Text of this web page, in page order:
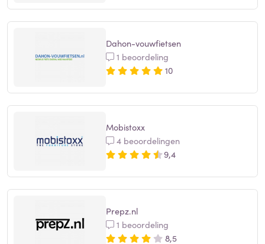
Dahon-vouwfietsen
1 beoordeling
10
Mobistoxx
4 beoordelingen
9,4
Prepz.nl
1 beoordeling
8,5